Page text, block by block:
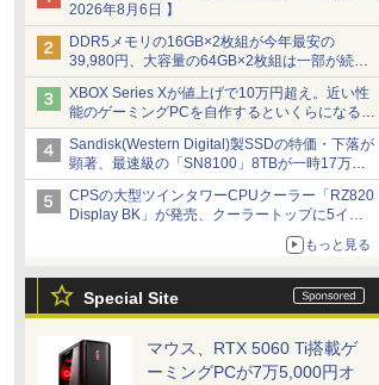
2026年8月6日 】
DDR5メモリの16GB×2枚組が今年最安の
39,980円、大容量の64GB×2枚組は一部が続騰
[8月前半のメモリ価格]
XBOX Series Xが値上げで10万円超え。近い性
能のゲーミングPCを自作するといくらになる？
【石田賀津男の『酒の肴にPCゲーム』】
Sandisk(Western Digital)製SSDの特価・下落が
顕著、最速級の「SN8100」8TBが一時17万円
割れ [8月前半のSSD価格]
CPSの大型ツインタワーCPUクーラー「RZ820
Display BK」が発売、クーラートップに5イン
もっと見る
Special Site
マウス、RTX 5060 Ti搭載ゲ
ーミングPCが7万5,000円オ